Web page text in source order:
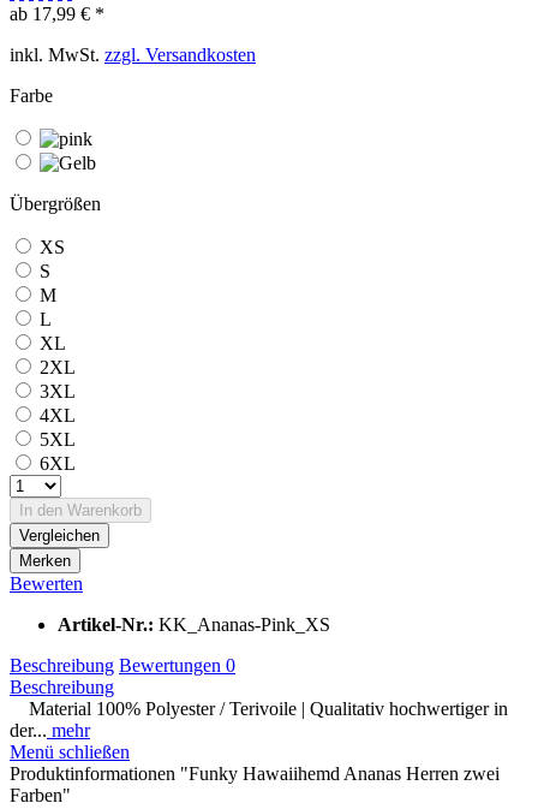
ab 17,99 € *
inkl. MwSt. zzgl. Versandkosten
Farbe
Übergrößen
XS
S
M
L
XL
2XL
3XL
4XL
5XL
6XL
In den Warenkorb
Vergleichen
Merken
Bewerten
Artikel-Nr.: KK_Ananas-Pink_XS
Beschreibung Bewertungen 0
Beschreibung
Material 100% Polyester / Terivoile | Qualitativ hochwertiger in
der... mehr
Menü schließen
Produktinformationen "Funky Hawaiihemd Ananas Herren zwei
Farben"